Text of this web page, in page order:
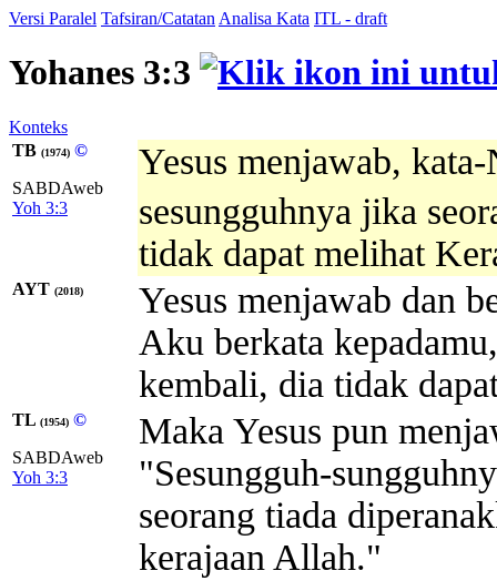
Versi Paralel Tafsiran/Catatan Analisa Kata ITL - draft
Yohanes 3:3
Konteks
TB (1974) ©
SABDAweb
Yoh 3:3
Yesus menjawab,
sesungguhnya jika
tidak dapat melihat
AYT (2018)
Yesus menjawab dan
Aku berkata
kembali, dia tidak
TL (1954) ©
SABDAweb
Yoh 3:3
Maka Yesus pun
"Sesungguh-
seorang tiada
kerajaan Allah."